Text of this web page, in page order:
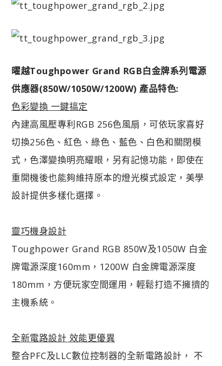
曜越Toughpower Grand RGB白金牌系列電源
供應器(850W/1050W/1200W) 產品特色:
色彩變換 一鍵搞定
內建高風壓專利RGB 256色風扇，可依玩家喜好
切換256色、紅色、綠色、藍色、白色和關閉模
式，色澤變換明亮耀眼，另有記憶功能，即使在
重開機後也能夠維持原本的燈光模式設定，美學
設計提供多樣化選擇。
靈巧機身設計
Toughpower Grand RGB 850W及1050W 白金
牌電源深度160mm，1200W 白金牌電源深度
180mm，方便玩家空間運用，輕鬆打造不擁擠的
主機系統。
全新電路設計 效能更優異
整合PFC及LLC數位控制器的全新電路設計， 不